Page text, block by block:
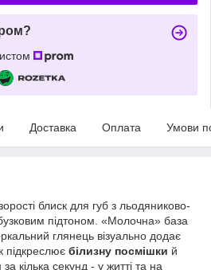
Доставка Оплата Умови
блиск для губ з льодяниково-
підтоном. «Молочна» база
глянець візуально додає
підкреслює білизну посмішки й
кілька секунд - у житті та на